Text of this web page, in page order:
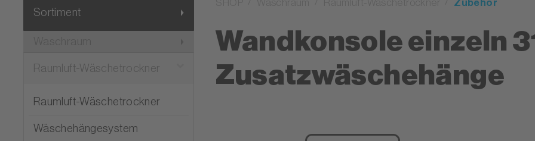
Sortiment
Raumluft-Wäschetrockner
Raumluft-Wäschetrockner
Wäschehängesystem
Zubehör
Wandkonsole einzeln
Zusatzwäschehänge